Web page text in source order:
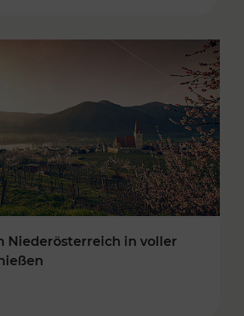
Niederösterreich in voller